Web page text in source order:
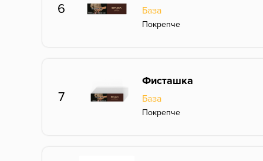
6 База
Покрепче
7
Фисташка
База
Покрепче